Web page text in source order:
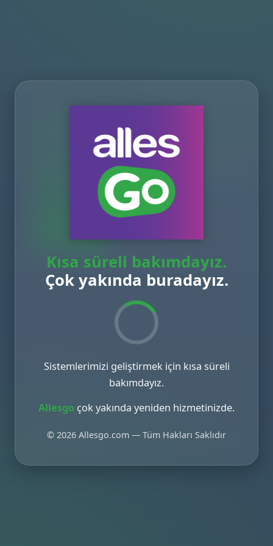
Kısa süreli bakımdayız.
Çok yakında buradayız.
Sistemlerimizi geliştirmek için kısa süreli
bakımdayız.
Allesgo çok yakında yeniden hizmetinizde.
© 2026 Allesgo.com — Tüm Hakları Saklıdır